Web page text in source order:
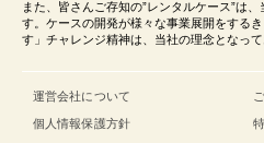
また、皆さんご存知の”レンタルケース”は
す。ケースの開発が様々な事業展開をする
す」チャレンジ精神は、当社の理念となって
運営会社について
個人情報保護方針